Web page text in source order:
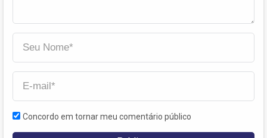
Concordo em tornar meu comentário público